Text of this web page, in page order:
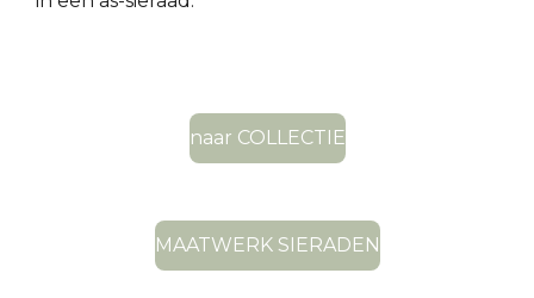
naar COLLECTIE
MAATWERK SIERADEN